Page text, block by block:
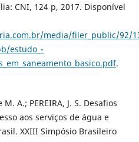
CNI, 124 p, 2017. Disponível
media/filer_public/92/
estudo_-
.
M. A.; PEREIRA, J. S. Desafios
aos serviços de água e
XXIII Simpósio Brasileiro